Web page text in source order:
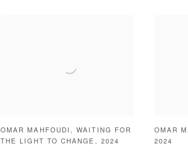
OMAR MAHFOUDI , WAITING FOR
THE LIGHT TO CHANGE , 2024
OMAR
2024